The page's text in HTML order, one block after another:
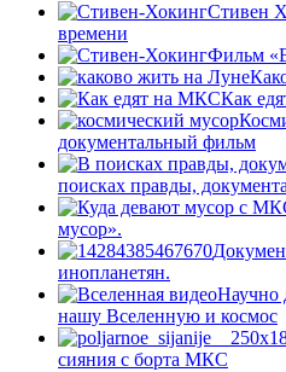
Стивен
времени
Фильм
Как
документальный фильм
поисках правды,
мусор».
инопланетян.
Научно
нашу Вселенную и космос
сияния с борта МКС